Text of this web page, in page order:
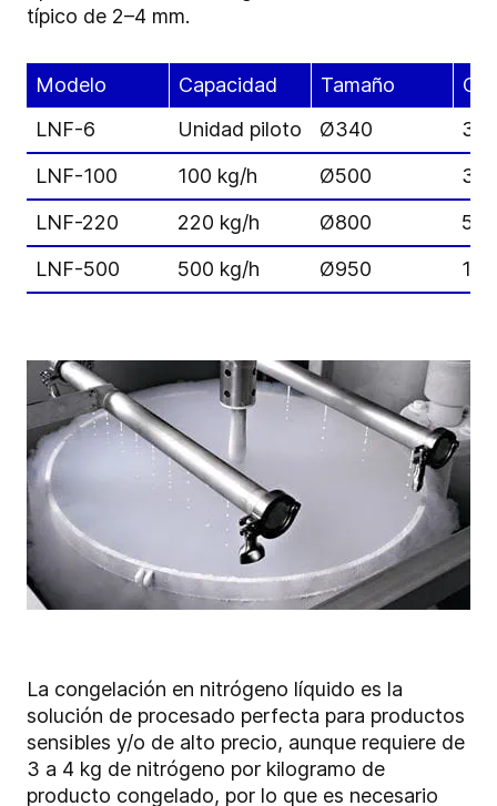
típico de 2–4 mm.
Modelo Capacidad Tamaño
LNF-6
Unidad piloto Ø340
30
LNF-100
100 kg/h Ø500
LNF-220
220 kg/h Ø800
LNF-500
500 kg/h Ø950
La congelación en nitrógeno líquido es la
solución de procesado perfecta para productos
sensibles y/o de alto precio, aunque requiere de
3 a 4 kg de nitrógeno por kilogramo de
producto congelado, por lo que es necesario